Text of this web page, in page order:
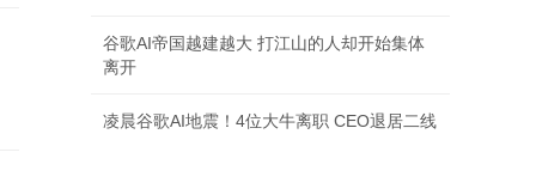
谷歌AI帝国越建越大 打江山的人却开始集体
离开
凌晨谷歌AI地震！4位大牛离职 CEO退居二线